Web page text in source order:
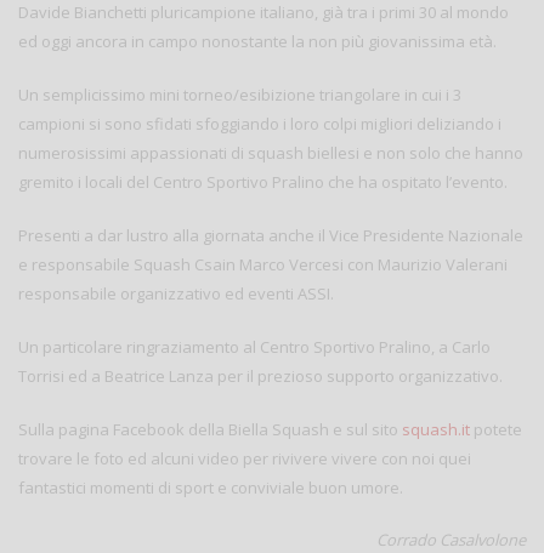
Davide Bianchetti pluricampione italiano, già tra i primi 30 al mondo
ed oggi ancora in campo nonostante la non più giovanissima età.
Un semplicissimo mini torneo/esibizione triangolare in cui i 3
campioni si sono sfidati sfoggiando i loro colpi migliori deliziando i
numerosissimi appassionati di squash biellesi e non solo che hanno
gremito i locali del Centro Sportivo Pralino che ha ospitato l’evento.
Presenti a dar lustro alla giornata anche il Vice Presidente Nazionale
e responsabile Squash Csain Marco Vercesi con Maurizio Valerani
responsabile organizzativo ed eventi ASSI.
Un particolare ringraziamento al Centro Sportivo Pralino, a Carlo
Torrisi ed a Beatrice Lanza per il prezioso supporto organizzativo.
Sulla pagina Facebook della Biella Squash e sul sito squash.it potete
trovare le foto ed alcuni video per rivivere vivere con noi quei
fantastici momenti di sport e conviviale buon umore.
Corrado Casalvolone